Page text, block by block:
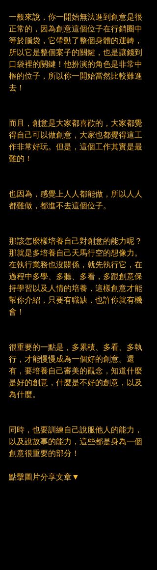
一般來說，你一開始無法進到創意是很
正常的，因為創意這個位子在行銷圈中
等於腦袋，它帶動了整個身體的運轉，
所以它是整個案子的關鍵，也是讓錢到
口袋裡的關鍵！他扮演的角色是非常中
樞的位子，所以你一開始當然比較難進
去！
而且，創意是大家都喜歡的，大家都覺
得自己可以做創意，大家也都覺得這工
作非常好玩。但是，這個工作其實是最
難的！
也因為，感覺上人人都能做，所以人人
都難做，都進不去這個位子。
那該怎麼樣培養自己對創意的能力呢？
那就是多培養自己天馬行空的想像力。
在執行業務也沒關係，就先執行它，在
過程中多學、多聽、多看，多跟創意保
持學習以及人情的培養，這樣創意才能
幫你介紹，只要有職缺，也許你就有機
會！
很重要的一點是，多累積、多看、多執
行，才能慢慢成為一個好的創意。還
有，要培養自己審美的觀念，知道什麼
是好的創意，什麼是不好的創意，以及
為什麼。
同時，也要訓練自己說服他人的能力，
以及說故事的能力，這些都是身為一個
創意很重要的部分！
點擊圖片分享文章▼